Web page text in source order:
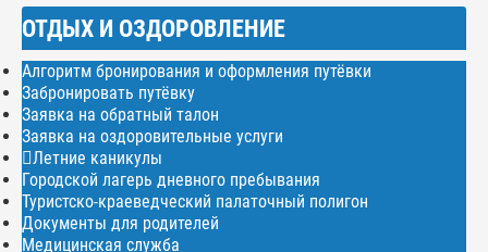
ОТДЫХ И ОЗДОРОВЛЕНИЕ
Алгоритм бронирования и оформления путёвки
Забронировать путёвку
Заявка на обратный талон
Заявка на оздоровительные услуги
Летние каникулы
Городской лагерь дневного пребывания
Туристско-краеведческий палаточный полигон
Документы для родителей
Медицинская служба